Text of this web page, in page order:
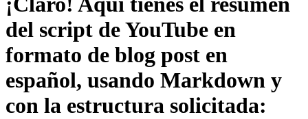
del script de YouTube en
formato de blog post en
español, usando Markdown y
con la estructura solicitada: